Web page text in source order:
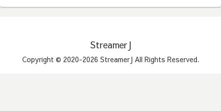
StreamerJ
Copyright © 2020-2026 StreamerJ All Rights Reserved.